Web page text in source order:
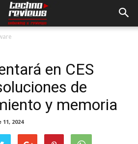
en CES
de
y memoria
2024